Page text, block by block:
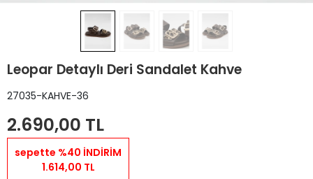
Leopar Detaylı Deri Sandalet Kahve
27035-KAHVE-36
2.690,00 TL
sepette %40 İNDİRİM
1.614,00 TL